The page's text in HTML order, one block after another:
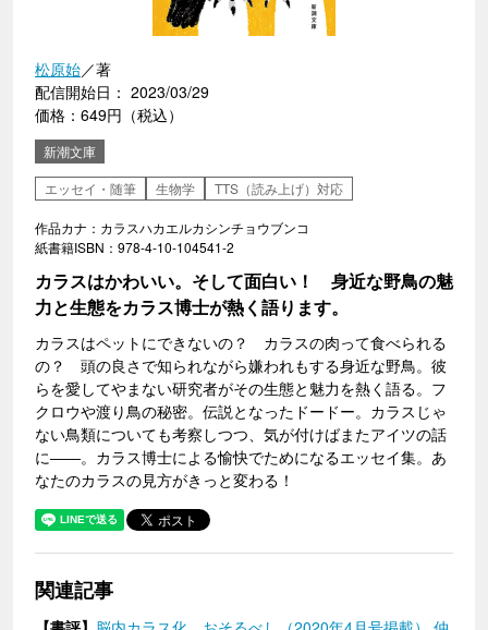
松原始／著
配信開始日： 2023/03/29
価格：649円（税込）
新潮文庫
エッセイ・随筆
生物学 TTS（読み上げ）対応
作品カナ：カラスハカエルカシンチョウブンコ
紙書籍ISBN：978-4-10-104541-2
カラスはかわいい。そして面白い！ 身近な野鳥の魅
力と生態をカラス博士が熱く語ります。
カラスはペットにできないの？ カラスの肉って食べられる
の？ 頭の良さで知られながら嫌われもする身近な野鳥。彼
らを愛してやまない研究者がその生態と魅力を熱く語る。フ
クロウや渡り鳥の秘密。伝説となったドードー。カラスじゃ
ない鳥類についても考察しつつ、気が付けばまたアイツの話
に――。カラス博士による愉快でためになるエッセイ集。あ
なたのカラスの見方がきっと変わる！
関連記事